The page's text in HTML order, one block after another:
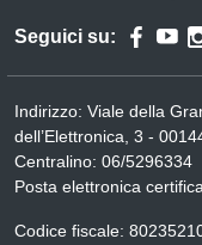
Seguici su:
Indirizzo: Viale della
dell’Elettronica, 3 -
Centralino: 06/5296334
Posta elettronica
Codice fiscale: